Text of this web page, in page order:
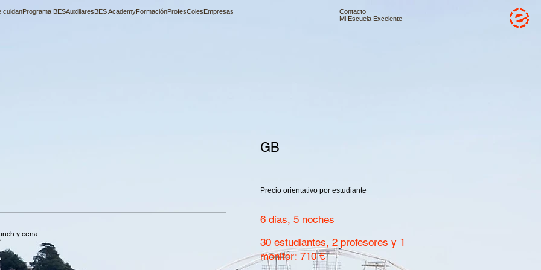
cuidanPrograma BESAuxiliaresBES AcademyFormaciónProfesColesEmpresas
Contacto
Mi Escuela Excelente
y cena.
GB
Precio orientativo por estudiante
6 días, 5 noches
30 estudiantes, 2 profesores y 1
monitor: 710 €